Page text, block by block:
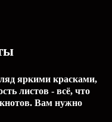
яркими красками,
листов - всё, что
Вам нужно